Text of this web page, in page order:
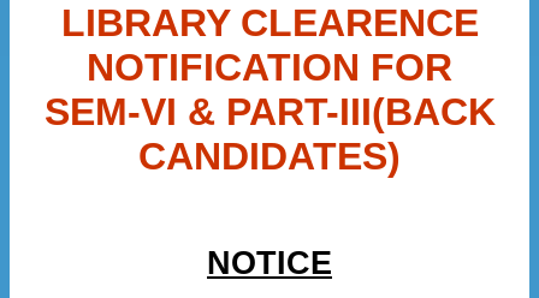
LIBRARY CLEARENCE
NOTIFICATION FOR
SEM-VI & PART-III(BACK
CANDIDATES)
NOTICE